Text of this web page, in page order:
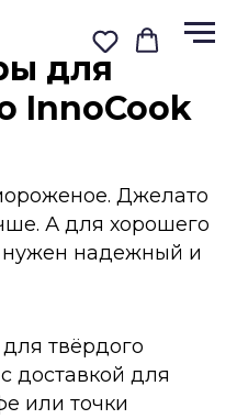
для
InnoCook
Джелато
А для хорошего
нужен надежный и
твёрдого
доставкой для
или точки